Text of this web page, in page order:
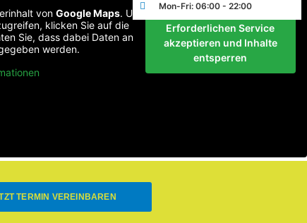
Mon-Fri: 06:00 - 22:00
von Google Maps. Um
klicken Sie auf die
Sie, dass dabei Daten an
werden.
Erforderlichen Service
akzeptieren und Inhalte
entsperren
TERMIN VEREINBAREN